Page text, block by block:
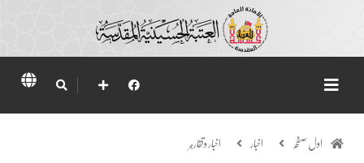
اول صفحہ اخبار اخبار وتقارير